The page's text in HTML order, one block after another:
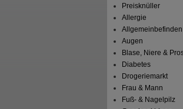
Preisknüller
Allergie
Allgemeinbefinden
Augen
Blase, Niere &
Diabetes
Drogeriemarkt
Frau & Mann
Fuß- & Nagelpilz